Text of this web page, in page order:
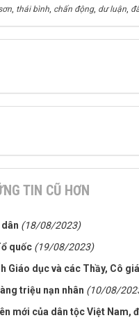
, thái bình, chấn động, dư luận,
TIN CŨ HƠN
(18/08/2023)
quốc (19/08/2023)
Giáo dục và các Thầy, Cô
triệu nạn nhân (10/08/
mới của dân tộc Việt Nam,